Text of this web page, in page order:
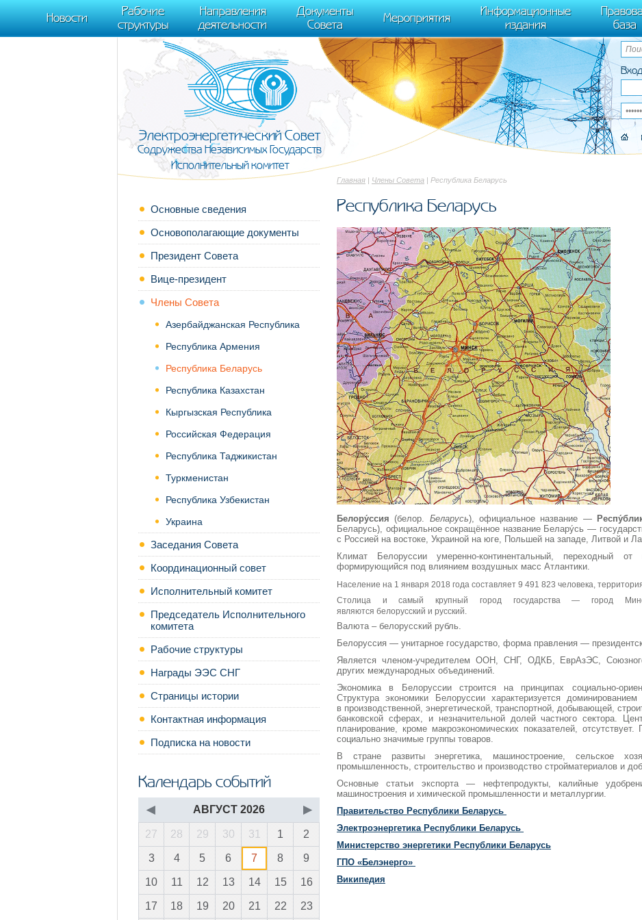
m[i].l=1*new Date(); for (var j = 0; j < document.scripts.length; j++) {if (document.scripts[j].src === r) { return; }}
document, "script", "https://mc.yandex.ru/metrika/tag.js", "ym"); ym(95911708, "init", { clickmap:true, trackLinks:true, accurateTrackBounce:true });
Новости
Рабочие
структуры
Направления
деятельности
Документы
Совета
Мероприятия
Информационные
издания
база
Электроэнергетический Совет
Содружества Независимых Государств
Исполнительный комитет
Главная | Члены Совета | Республика Беларусь
Республика Беларусь
Белору́ссия (белор. Беларусь), официальное название —
Беларусь), официальное сокращённое название Белару́сь —
с Россией на востоке, Украиной на юге, Польшей на западе, Литвой и
Климат Белоруссииумеренно-континентальный , переходный от
формирующийся под влиянием воздушных масс Атлантики.
Население на 1 января 2018 года составляет 9 491 823 человека,
Столица и самый крупный город государства — город
являются белорусский и русский.
Валюта – белорусский рубль.
Белоруссия — унитарное государство, форма правления —
Является членом-учредителем ООН, СНГ, ОДКБ, ЕврАзЭС,
других международных объединений.
Экономика в Белоруссии строится на принципах социально-
Структура экономики Белоруссии характеризуется доминированием
в производственной, энергетической, транспортной, добывающей,
банковской сферах, и незначительной долей частного сектора.
планирование, кроме макроэкономических показателей,
социально значимые группы товаров.
В стране развиты энергетика, машиностроение, сельское
промышленность, строительство и производство стройматериалов и
Основные статьи экспорта— нефтепродукты, калийные
машиностроения и химической промышленности и металлургии.
Правительство Республики Беларусь
Электроэнергетика Республики Беларусь
Министерство энергетики Республики Беларусь
ГПО «Белэнерго»
Википедия
Основные сведения
Основополагающие документы
Президент Совета
Вице-президент
Члены Совета
Азербайджанская Республика
Республика Армения
Республика Беларусь
Республика Казахстан
Кыргызская Республика
Российская Федерация
Республика Таджикистан
Туркменистан
Республика Узбекистан
Украина
Заседания Совета
Координационный совет
Исполнительный комитет
Председатель Исполнительного
комитета
Рабочие структуры
Награды ЭЭС СНГ
Страницы истории
Контактная информация
Подписка на новости
Календарь событий
◀ АВГУСТ 2026 ▶
27 28 29 30 31 1 2
3 4 5 6 7 8 9
10 11 12 13 14 15 16
17 18 19 20 21 22 23